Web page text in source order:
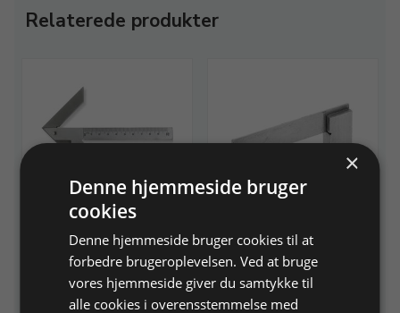
Relaterede produkter
Centrumsvinkel.
Varenr. 200214 På lager
Ansatsvinkel.
Varenr. 200221
×
Denne hjemmeside bruger
cookies
Denne hjemmeside bruger cookies til at
forbedre brugeroplevelsen. Ved at bruge
vores hjemmeside giver du samtykke til
alle cookies i overensstemmelse med